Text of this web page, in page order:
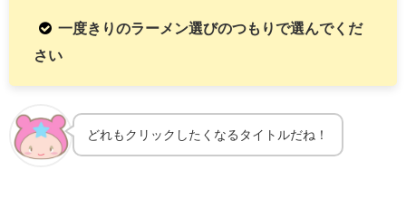
一度きりのラーメン選びのつもりで選んでくだ
さい
どれもクリックしたくなるタイトルだね！